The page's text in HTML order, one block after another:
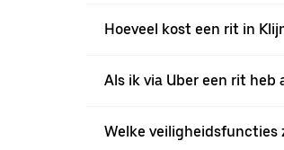
Hoeveel kost een rit in
Als ik via Uber een rit
Welke veiligheidsfuncties